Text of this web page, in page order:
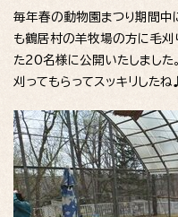
毎年春の動物園まつり期間中
も鶴居村の羊牧場の方に毛刈
た20名様に公開いたしました。
刈ってもらってスッキリしたね